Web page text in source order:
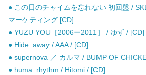
● この日のチャイムを忘れない 初回盤 /
マーケティング [CD]
● YUZU YOU［2006ー2011］ / ゆず / [CD]
● Hide−away / AAA / [CD]
● supernova ／ カルマ / BUMP OF
● huma−rhythm / Hitomi / [CD]